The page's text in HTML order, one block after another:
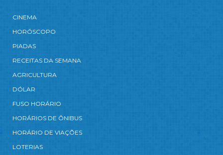
CINEMA
HORÓSCOPO
PIADAS
RECEITAS DA SEMANA
AGRICULTURA
DÓLAR
FUSO HORÁRIO
HORÁRIOS DE ÔNIBUS
HORÁRIO DE VIAÇÕES
LOTERIAS